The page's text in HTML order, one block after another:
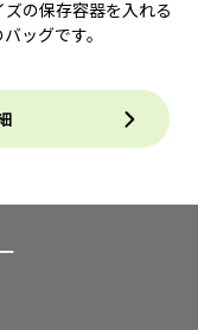
の保存容器を入れる
ッグです。